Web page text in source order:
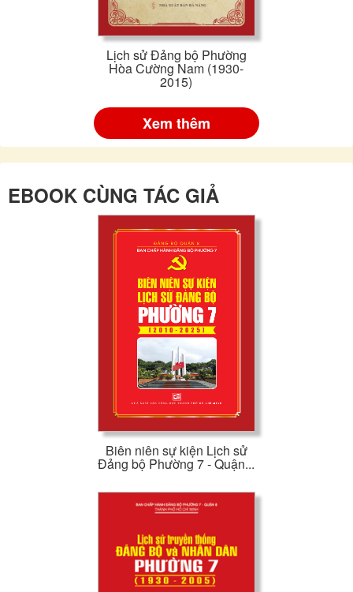
Lịch sử Đảng bộ Phường
Hòa Cường Nam (1930-
2015)
Xem thêm
EBOOK CÙNG TÁC GIẢ
Biên niên sự kiện Lịch sử
Đảng bộ Phường 7 - Quận...